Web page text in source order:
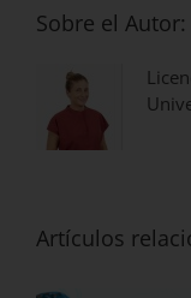
Sobre el Autor:
Artículos